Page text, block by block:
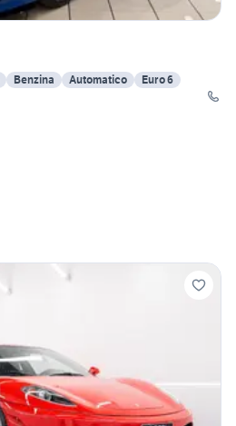
Benzina Automatico
Euro 6